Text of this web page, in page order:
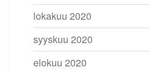
lokakuu 2020
syyskuu 2020
elokuu 2020